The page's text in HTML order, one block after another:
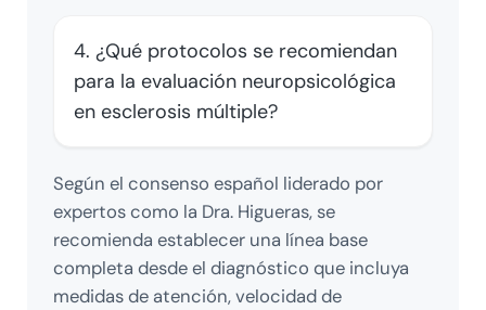
4. ¿Qué protocolos se recomiendan
para la evaluación neuropsicológica
en esclerosis múltiple?
Según el consenso español liderado por
expertos como la Dra. Higueras, se
recomienda establecer una línea base
completa desde el diagnóstico que incluya
medidas de atención, velocidad de